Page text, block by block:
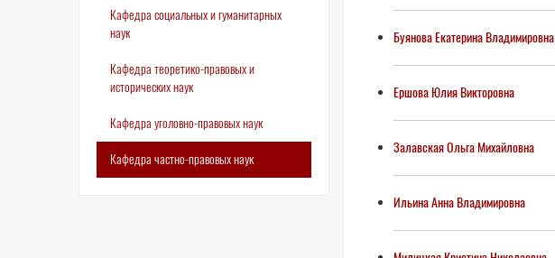
Кафедра социальных и гуманитарных
наук
Кафедра теоретико-правовых и
исторических наук
Кафедра уголовно-правовых наук
Кафедра частно-правовых наук
Буянова Екатерина Владимировна
Ершова Юлия Викторовна
Залавская Ольга Михайловна
Ильина Анна Владимировна